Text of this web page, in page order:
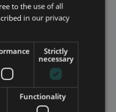
RADNÓTI MIKÓS STREET
דמי שכירות:360.000 HUF
2
הוסף לרשימה
FRENCH
ITALIAN
SPANISH
RUSSIAN
ARABIC
to the use of all
in our privacy
Strictly
necessary
Functionality